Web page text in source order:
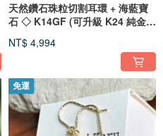
天然鑽石珠粒切割耳環 + 海藍寶
石 ◇ K14GF (可升級 K24 純金鉤
NT$ 4,994
免運